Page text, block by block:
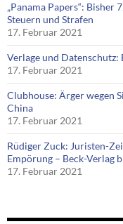
„Panama Papers“:
Steuern und Strafen
17. Februar 2021
Verlage und Datenschutz:
17. Februar 2021
Clubhouse: Ärger wegen
China
17. Februar 2021
Rüdiger Zuck: Juristen-
Empörung – Beck-Verlag
17. Februar 2021